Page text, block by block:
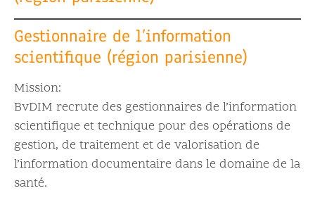
Gestionnaire de l’information
scientifique (région parisienne)
Mission:
BvDIM recrute des gestionnaires de l’information
scientifique et technique pour des opérations de
gestion, de traitement et de valorisation de
l’information documentaire dans le domaine de la
santé.